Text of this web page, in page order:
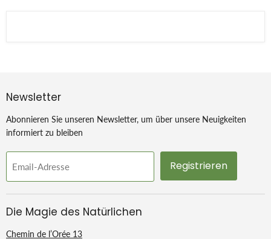
Newsletter
Abonnieren Sie unseren Newsletter, um über unsere Neuigkeiten
informiert zu bleiben
Email-Adresse Registrieren
Die Magie des Natürlichen
Chemin de l’Orée 13